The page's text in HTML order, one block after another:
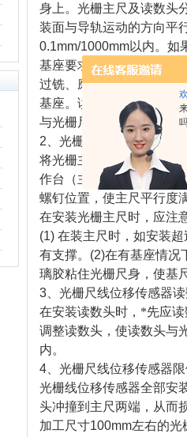
身上。光栅主尺及读数头
装面与导轨运动的方向平
0.1mm/1000mm以内。如
基座要求做到：(1)应加*
过铣、磨工序加工，其平
基座。读数头的基座与尺
与光栅尺尺身的平行度为
2 、光栅尺线位移传感器主
将光栅主尺用
M4螺钉上在
作台（主尺与工作台同时
螺钉位置，使主尺平行度
在安装光栅主尺时，应注
(1) 在装主尺时，如安装超
有支撑。 (2)在有基座情况
璃胶粘住光栅尺身，使基
3 、光栅尺线位移传感器
在安装读数头时，*先应
调整读数头，使读数头与
内。
4 、光栅尺线位移传感器
光栅线位移传感器全部安
头冲撞到主尺两端，从而
加工尺寸100mm左右的光